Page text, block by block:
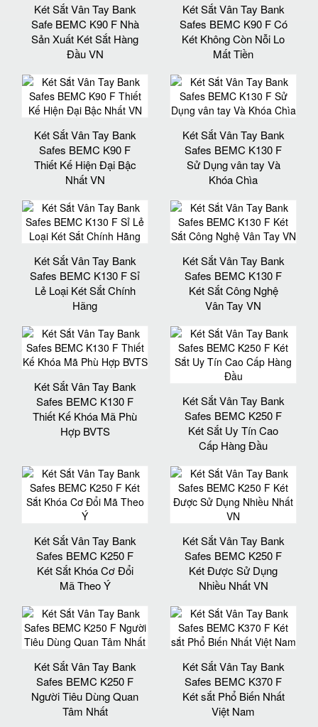
Két Sắt Vân Tay Bank
Safe BEMC K90 F Nhà
Sản Xuất Két Sắt Hàng
Đầu VN
Két Sắt Vân Tay Bank
Safes BEMC K90 F Có
Két Không Còn Nỗi Lo
Mất Tiền
Két Sắt Vân Tay Bank
Safes BEMC K90 F
Thiết Kế Hiện Đại Bậc
Nhất VN
Két Sắt Vân Tay Bank
Safes BEMC K130 F
Sử Dụng vân tay Và
Khóa Chìa
Két Sắt Vân Tay Bank
Safes BEMC K130 F Sỉ
Lẻ Loại Két Sắt Chính
Hãng
Két Sắt Vân Tay Bank
Safes BEMC K130 F
Két Sắt Công Nghệ
Vân Tay VN
Két Sắt Vân Tay Bank
Safes BEMC K130 F
Thiết Kế Khóa Mã Phù
Hợp BVTS
Két Sắt Vân Tay Bank
Safes BEMC K250 F
Két Sắt Uy Tín Cao
Cấp Hàng Đầu
Két Sắt Vân Tay Bank
Safes BEMC K250 F
Két Sắt Khóa Cơ Đổi
Mã Theo Ý
Két Sắt Vân Tay Bank
Safes BEMC K250 F
Két Được Sử Dụng
Nhiều Nhất VN
Két Sắt Vân Tay Bank
Safes BEMC K250 F
Người Tiêu Dùng Quan
Tâm Nhất
Két Sắt Vân Tay Bank
Safes BEMC K370 F
Két sắt Phổ Biến Nhất
Việt Nam